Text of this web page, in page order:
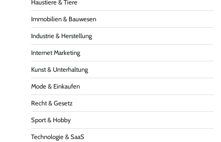
Haustiere & Tiere
Immobilien & Bauwesen
Industrie & Herstellung
Internet Marketing
Kunst & Unterhaltung
Mode & Einkaufen
Recht & Gesetz
Sport & Hobby
Technologie & SaaS